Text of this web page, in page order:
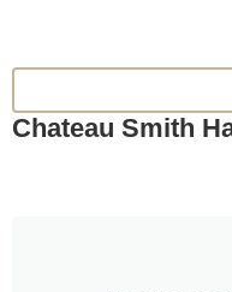
Chateau Smith